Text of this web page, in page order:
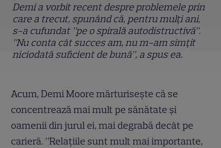
Demi a vorbit recent despre problemele prin
care a trecut, spunând că, pentru mulți ani,
s-a cufundat ”pe o spirală autodistructivă”.
”Nu conta cât succes am, nu m-am simțit
niciodată suficient de bună”, a spus ea.
Acum, Demi Moore mărturisește că se
concentrează mai mult pe sănătate și
oamenii din jurul ei, mai degrabă decât pe
carieră. ”Relațiile sunt mult mai importante,